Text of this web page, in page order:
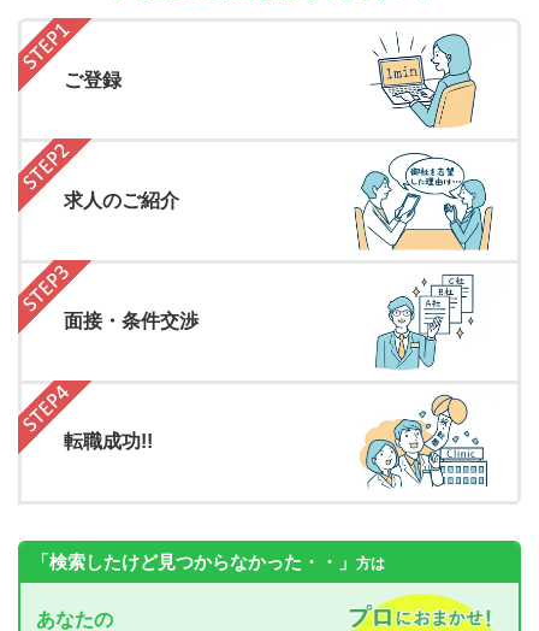
ご登録
求人のご紹介
面接・条件交渉
転職成功!!
「検索したけど見つからなかった・・」 方は
あなたの